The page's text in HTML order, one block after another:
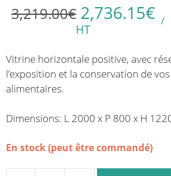
3,219.00€ 2,736.15€
HT
/
Vitrine horizontale positive, avec
l’exposition et la conservation de
alimentaires.
Dimensions: L 2000 x P 800 x H
En stock (peut être commandé)